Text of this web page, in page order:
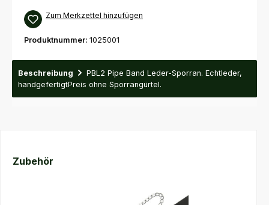
Zum Merkzettel hinzufügen
Produktnummer: 1025001
Beschreibung
PBL2 Pipe Band Leder-Sporran. Echtleder,
handgefertigtPreis ohne Sporrangürtel.
Produktgalerie überspringen
Zubehör